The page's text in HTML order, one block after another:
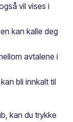
vil vises i
kan kalle deg
avtalene i
bli innkalt til
kan du trykke